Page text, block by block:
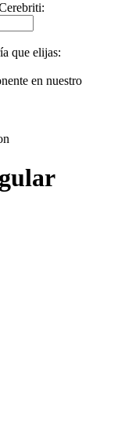
que elijas:
en nuestro